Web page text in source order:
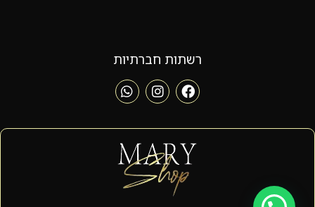
רשתות חברתיות